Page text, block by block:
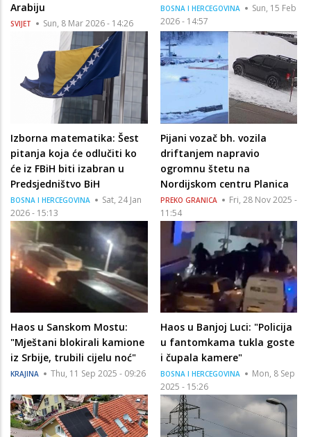
Arabiju
SVIJET Sun, 8 Mar 2026 - 14:26
BOSNA I HERCEGOVINA
Sun, 15 Feb
2026 - 14:57
Izborna matematika: Šest
pitanja koja će odlučiti ko
će iz FBiH biti izabran u
Predsjedništvo BiH
BOSNA I HERCEGOVINA
Sat, 24 Jan
2026 - 15:13
Pijani vozač bh. vozila
driftanjem napravio
ogromnu štetu na
Nordijskom centru Planica
PREKO GRANICA
Fri, 28 Nov 2025 -
11:54
Haos u Sanskom Mostu:
"Mještani blokirali kamione
iz Srbije, trubili cijelu noć"
KRAJINA Thu, 11 Sep 2025 - 09:26
Haos u Banjoj Luci: "Policija
u fantomkama tukla goste
i čupala kamere"
BOSNA I HERCEGOVINA
Mon, 8 Sep
2025 - 15:26